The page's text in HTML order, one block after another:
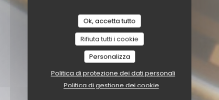
Ok, accetta tutto
Rifiuta tutti i cookie
Personalizza
Politica di protezione dei dati personali
Politica di gestione dei cookie